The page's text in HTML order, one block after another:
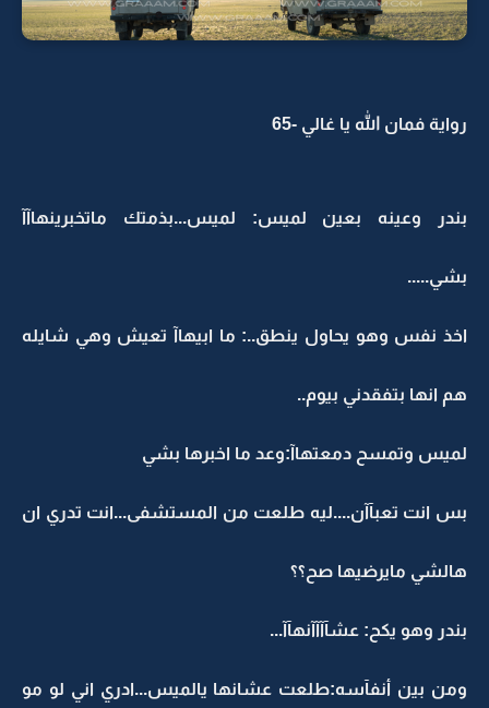
رواية فمان الله يا غالي -65
بندر وعينه بعين لميس: لميس...بذمتك ماتخبرينهاآآ
بشي.....
اخذ نفس وهو يحاول ينطق..: ما ابيهاآ تعيش وهي شايله
هم انها بتفقدني بيوم..
لميس وتمسح دمعتهاآ:وعد ما اخبرها بشي
بس انت تعبآآن....ليه طلعت من المستشفى...انت تدري ان
هالشي مايرضيها صح؟؟
بندر وهو يكح: عشآآآآنهآآ...
ومن بين أنفآسه:طلعت عشانها يالميس...ادري اني لو مو